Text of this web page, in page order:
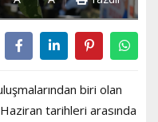
biri olan
tarihleri arasında